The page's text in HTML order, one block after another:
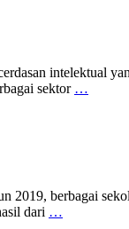
intelektual
sektor …
2019, berbagai
dari …